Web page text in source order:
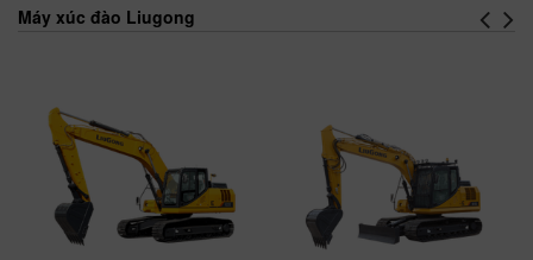
LU RUNG CLG6114E
0989 644 135
Máy xúc đào Liugong